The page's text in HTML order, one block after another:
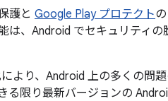
護と Google Play プロテクト
は、Android でセキュリティ
より、Android 上の多くの問
る限り最新バージョンの